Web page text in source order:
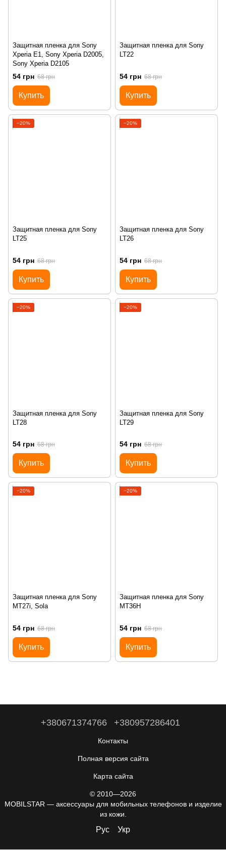
Защитная пленка для Sony
Xperia E1, Sony Xperia D2005,
Sony Xperia D2105
54 грн 68 грн
Купить
Защитная пленка для Sony
LT22
54 грн 68 грн
Купить
−20%
Защитная пленка для Sony
LT25
54 грн 68 грн
Купить
−20%
Защитная пленка для Sony
LT26
54 грн 68 грн
Купить
−20%
Защитная пленка для Sony
LT28
54 грн 68 грн
Купить
−20%
Защитная пленка для Sony
LT29
54 грн 68 грн
Купить
−20%
Защитная пленка для Sony
MT27i, Sola
54 грн 68 грн
Купить
−20%
Защитная пленка для Sony
MT36H
54 грн 68 грн
Купить
+380671374766 +380957286401
Контакты
Полная версия сайта
Карта сайта
© 2010—2026
MOBILSTAR — аксессуары для мобильных телефонов и изделие
из кожи.
Рус Укр